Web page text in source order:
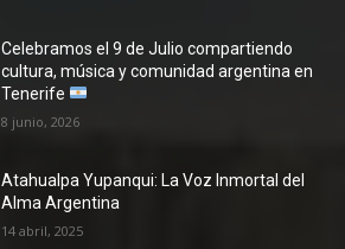
Celebramos el 9 de Julio compartiendo
cultura, música y comunidad argentina en
Tenerife
8 junio, 2026
Atahualpa Yupanqui: La Voz Inmortal del
Alma Argentina
14 abril, 2025